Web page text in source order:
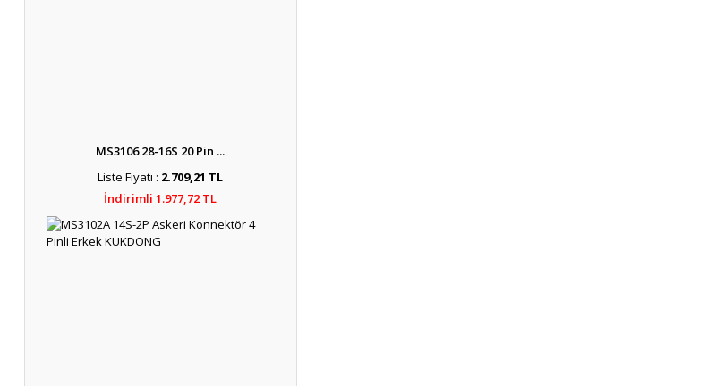
MS3106 28-16S 20 Pin ...
Liste Fiyatı : 2.709,21 TL
İndirimli 1.977,72 TL